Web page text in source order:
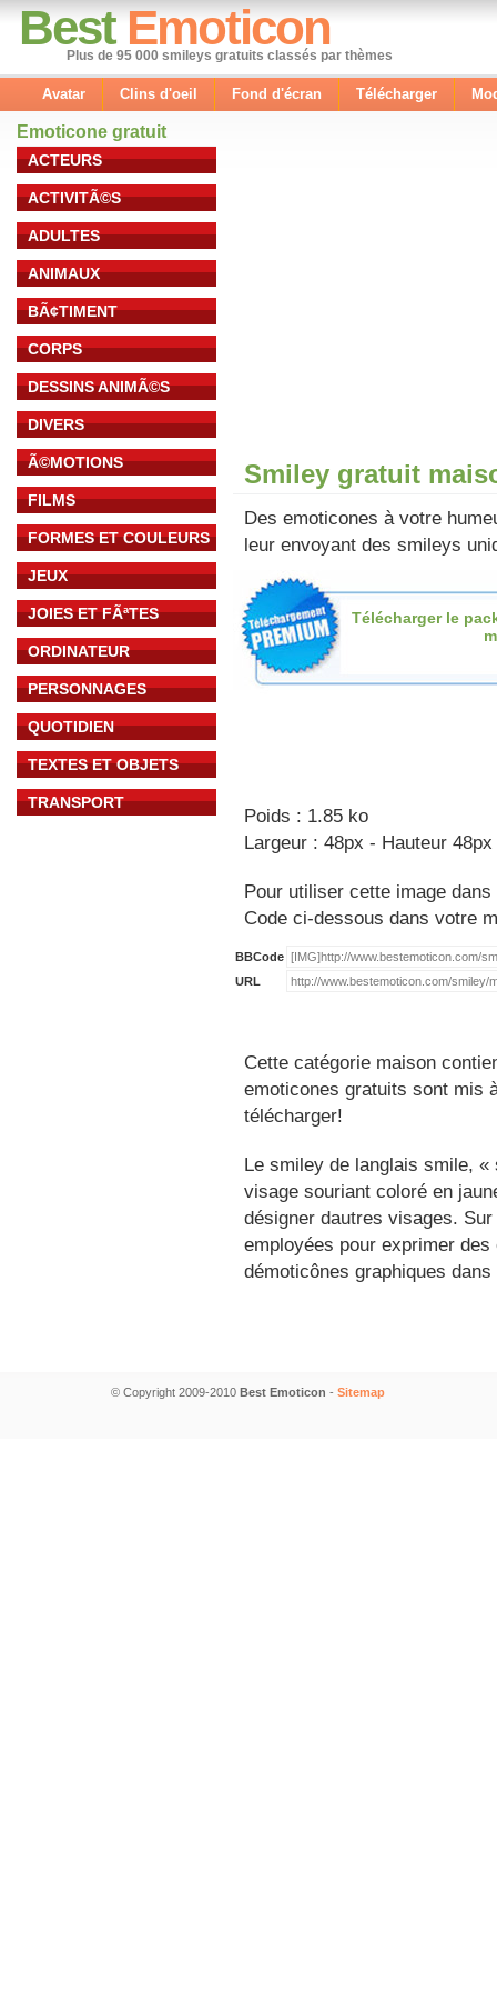
Best Emoticon
Plus de 95 000 smileys gratuits classés par thèmes
Avatar Clins d'oeil Fond d'écran Télécharger
Emoticone gratuit
ACTEURS
ACTIVITÃ©S
ADULTES
ANIMAUX
BÃ¢TIMENT
CORPS
DESSINS ANIMÃ©S
DIVERS
Ã©MOTIONS
FILMS
FORMES ET COULEURS
JEUX
JOIES ET FÃªTES
ORDINATEUR
PERSONNAGES
QUOTIDIEN
TEXTES ET OBJETS
TRANSPORT
Smiley gratuit
Des emoticones à votre
leur envoyant des smileys
Télécharger le
Poids : 1.85 ko
Largeur : 48px - Hauteur 48px
Pour utiliser cette image
Code ci-dessous dans votre
BBCode
URL
Cette catégorie maison
emoticones gratuits sont mis
télécharger!
Le smiley de langlais smile,
visage souriant coloré en
désigner dautres visages.
employées pour exprimer
démoticônes graphiques
© Copyright 2009-2010 Best Emoticon - Sitemap